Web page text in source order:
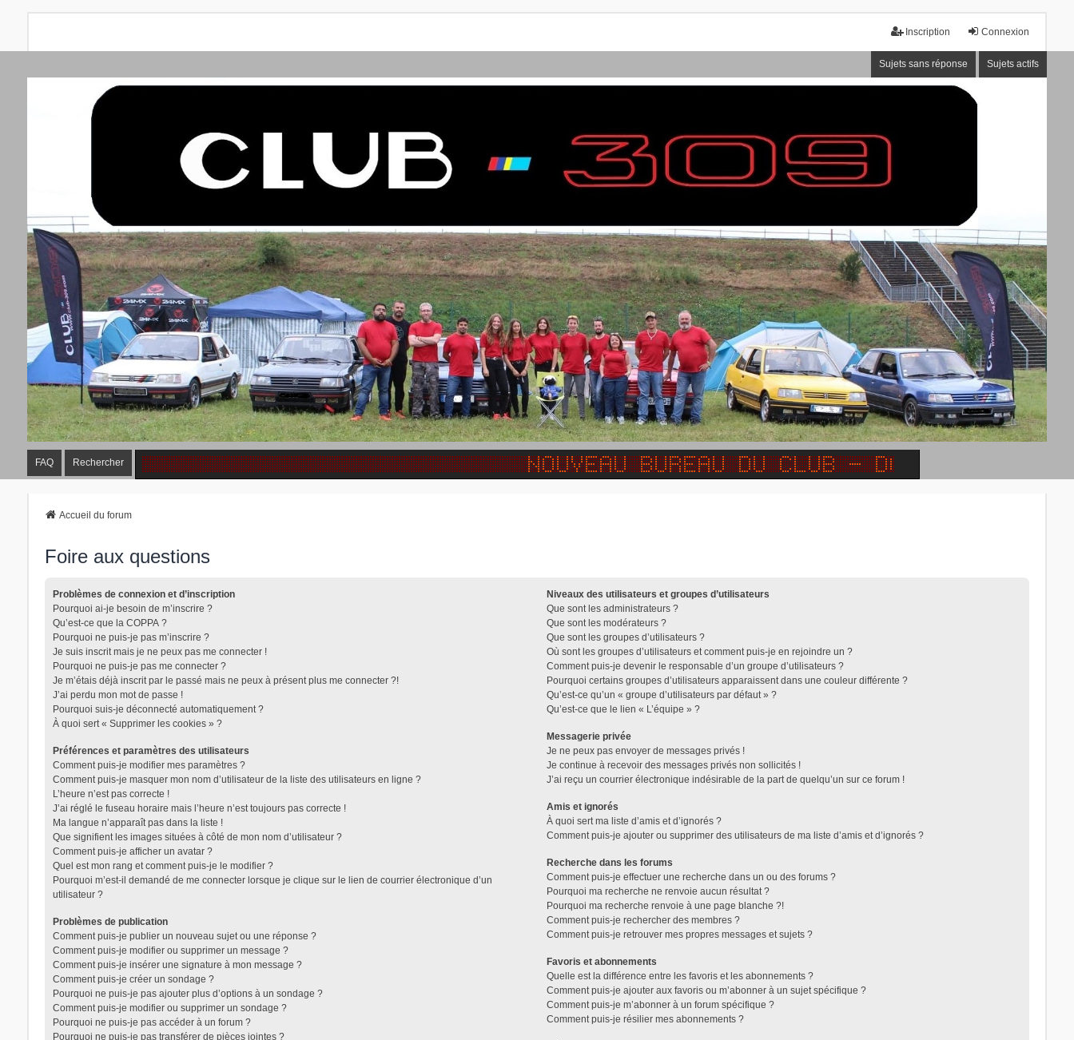
Connexion
Inscription
Sujets sans réponse Sujets actifs
FAQ Rechercher
Accueil du forum
Foire aux questions
Problèmes de connexion et d’inscription
Pourquoi ai-je besoin de m’inscrire ?
Qu’est-ce que la COPPA ?
Pourquoi ne puis-je pas m’inscrire ?
Je suis inscrit mais je ne peux pas me connecter !
Pourquoi ne puis-je pas me connecter ?
Je m’étais déjà inscrit par le passé mais ne peux à présent plus me connecter ?!
J’ai perdu mon mot de passe !
Pourquoi suis-je déconnecté automatiquement ?
À quoi sert « Supprimer les cookies » ?
Préférences et paramètres des utilisateurs
Comment puis-je modifier mes paramètres ?
Comment puis-je masquer mon nom d’utilisateur de la liste des utilisateurs en ligne ?
L’heure n’est pas correcte !
J’ai réglé le fuseau horaire mais l’heure n’est toujours pas correcte !
Ma langue n’apparaît pas dans la liste !
Que signifient les images situées à côté de mon nom d’utilisateur ?
Comment puis-je afficher un avatar ?
Quel est mon rang et comment puis-je le modifier ?
Pourquoi m’est-il demandé de me connecter lorsque je clique sur le lien de courrier électronique d’un
utilisateur ?
Problèmes de publication
Comment puis-je publier un nouveau sujet ou une réponse ?
Comment puis-je modifier ou supprimer un message ?
Comment puis-je insérer une signature à mon message ?
Comment puis-je créer un sondage ?
Pourquoi ne puis-je pas ajouter plus d’options à un sondage ?
Comment puis-je modifier ou supprimer un sondage ?
Pourquoi ne puis-je pas accéder à un forum ?
Pourquoi ne puis-je pas transférer de pièces jointes ?
Niveaux des utilisateurs et groupes d’utilisateurs
Que sont les administrateurs ?
Que sont les modérateurs ?
Que sont les groupes d’utilisateurs ?
Où sont les groupes d’utilisateurs et comment puis-je en rejoindre un ?
Comment puis-je devenir le responsable d’un groupe d’utilisateurs ?
Pourquoi certains groupes d’utilisateurs apparaissent dans une couleur différente ?
Qu’est-ce qu’un « groupe d’utilisateurs par défaut » ?
Qu’est-ce que le lien « L’équipe » ?
Messagerie privée
Je ne peux pas envoyer de messages privés !
Je continue à recevoir des messages privés non sollicités !
J’ai reçu un courrier électronique indésirable de la part de quelqu’un sur ce forum !
Amis et ignorés
À quoi sert ma liste d’amis et d’ignorés ?
Comment puis-je ajouter ou supprimer des utilisateurs de ma liste d’amis et d’ignorés ?
Recherche dans les forums
Comment puis-je effectuer une recherche dans un ou des forums ?
Pourquoi ma recherche ne renvoie aucun résultat ?
Pourquoi ma recherche renvoie à une page blanche ?!
Comment puis-je rechercher des membres ?
Comment puis-je retrouver mes propres messages et sujets ?
Favoris et abonnements
Quelle est la différence entre les favoris et les abonnements ?
Comment puis-je ajouter aux favoris ou m’abonner à un sujet spécifique ?
Comment puis-je m’abonner à un forum spécifique ?
Comment puis-je résilier mes abonnements ?